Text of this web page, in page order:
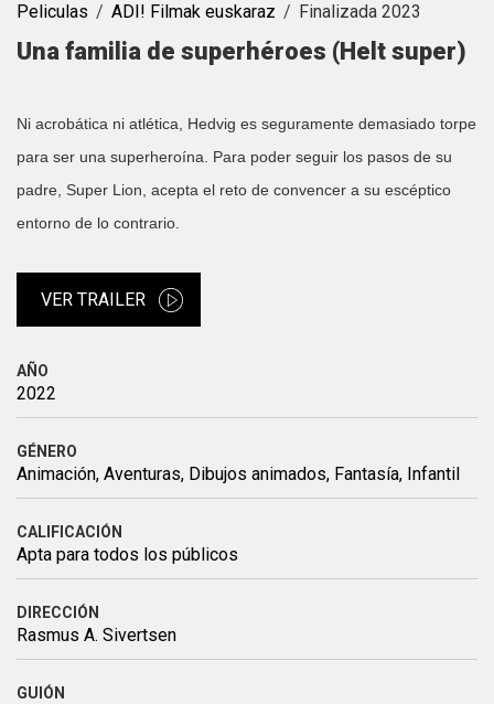
Peliculas ADI! Filmak euskaraz Finalizada 2023
Una familia de superhéroes (Helt super)
Ni acrobática ni atlética, Hedvig es seguramente demasiado torpe
para ser una superheroína. Para poder seguir los pasos de su
padre, Super Lion, acepta el reto de convencer a su escéptico
entorno de lo contrario.
VER TRAILER
AÑO
2022
GÉNERO
Animación, Aventuras, Dibujos animados, Fantasía, Infantil
CALIFICACIÓN
Apta para todos los públicos
DIRECCIÓN
Rasmus A. Sivertsen
GUIÓN